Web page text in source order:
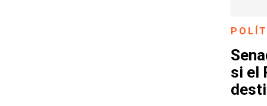
si el